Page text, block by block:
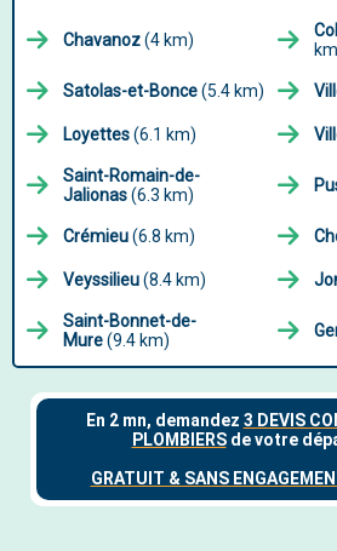
Chavanoz(4 km)
Satolas-et-Bonce(5.4 km)
Loyettes(6.1 km)
Saint-Romain-de-
Jalionas(6.3 km)
Crémieu(6.8 km)
Veyssilieu(8.4 km)
Saint-Bonnet-de-
Mure(9.4 km)